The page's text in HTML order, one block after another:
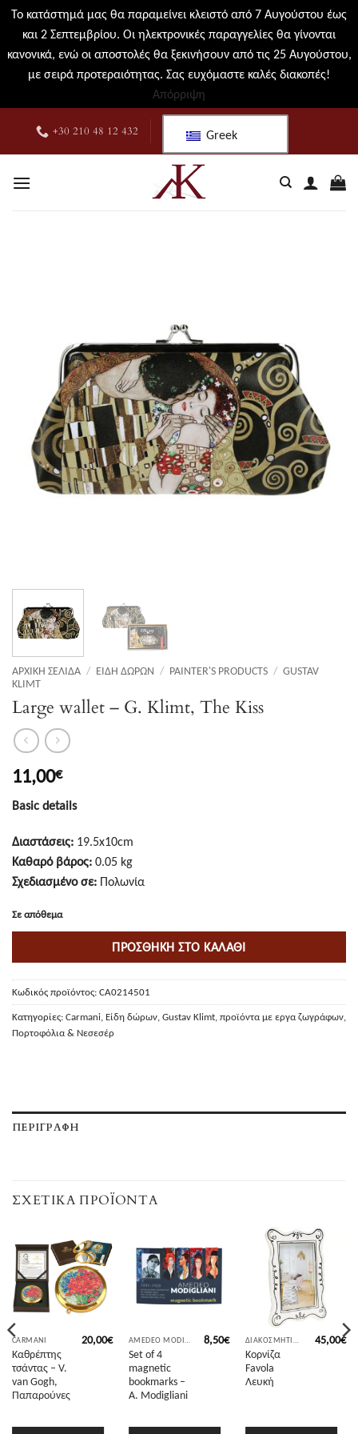
Το κατάστημά μας θα παραμείνει κλειστό από 7 Αυγούστου έως
και 2 Σεπτεμβρίου. Οι ηλεκτρονικές παραγγελίες θα γίνονται
κανονικά, ενώ οι αποστολές θα ξεκινήσουν από τις 25 Αυγούστου,
με σειρά προτεραιότητας. Σας ευχόμαστε καλές διακοπές!
Απόρριψη
περιεχόμενο
+30 210 48 12 432 Greek
ΑΡΧΙΚΉ ΣΕΛΊΔΑ / ΕΊΔΗ ΔΏΡΩΝ / PAINTER'S PRODUCTS / GUSTAV
KLIMT
Large wallet – G. Klimt, The Kiss
11,00€
Basic details
Διαστάσεις: 19.5x10cm
Καθαρό βάρος: 0.05 kg
Σχεδιασμένο σε: Πολωνία
Σε απόθεμα
ΠΡΟΣΘΉΚΗ ΣΤΟ ΚΑΛΆΘΙ
Κωδικός προϊόντος: CA0214501
Κατηγορίες: Carmani Είδη δώρων Gustav Klimt προϊόντα με εργα ζωγράφων
Πορτοφόλια & Νεσεσέρ
ΠΕΡΙΓΡΑΦΉ
ΣΧΕΤΙΚΆ ΠΡΟΪΌΝΤΑ
CARMANI
Καθρέπτης
τσάντας – V.
van Gogh,
Παπαρούνες
20,00€ AMEDEO MODIGLIANI
Set of 4
magnetic
bookmarks –
A. Modigliani
8,50€ ΔΙΑΚΟΣΜΗΤΙΚΆ ΑΝΤΙΚΕΊΜΕΝΑ
Κορνίζα
Favola
Λευκή
45,00€